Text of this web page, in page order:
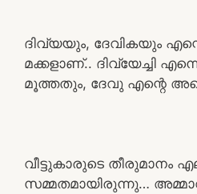
ദിവ്യയും, ദേവികയും
മക്കളാണ്.. ദിവ്യേച്ചി
മൂത്തതും, ദേവു എന്റെ
വീട്ടുകാരുടെ തീരുമാനം
സമ്മതമായിരുന്നു…